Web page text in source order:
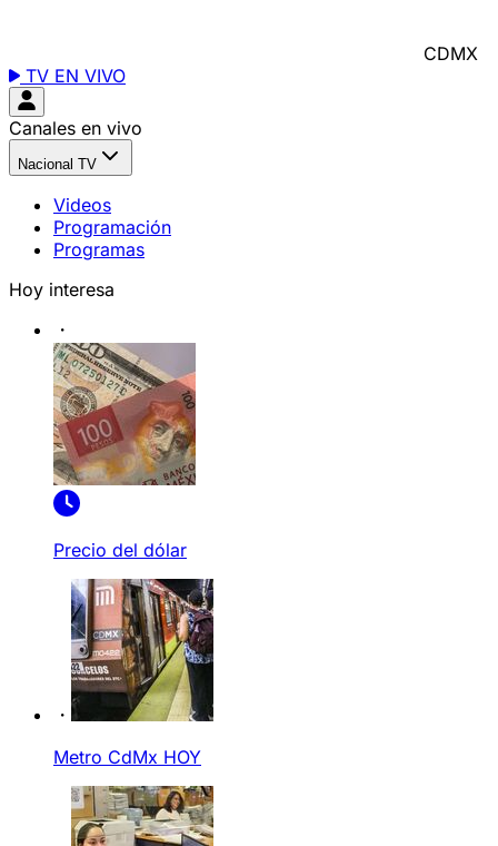
CDMX
TV EN VIVO
Canales en vivo
Nacional TV
Videos
Programación
Programas
Hoy interesa
Precio del dólar
Metro CdMx HOY